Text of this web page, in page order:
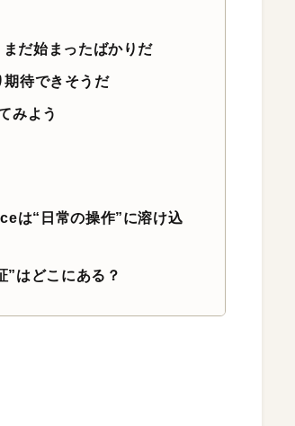
だ始まったばかりだ
期待できそうだ
みよう
は“日常の操作”に溶け込
はどこにある？